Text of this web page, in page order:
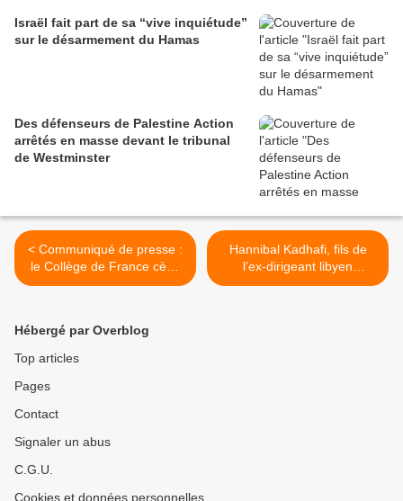
Israël fait part de sa “vive inquiétude”
sur le désarmement du Hamas
Des défenseurs de Palestine Action
arrêtés en masse devant le tribunal
de Westminster
< Communiqué de presse :
le Collège de France cède
aux pressions et annule le
Hannibal Kadhafi, fils de
l’ex-dirigeant libyen
Mouammar Kadhafi, a été
Hébergé par Overblog
Top articles
Pages
Contact
Signaler un abus
C.G.U.
Cookies et données personnelles